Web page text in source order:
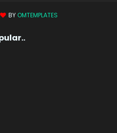
BY OMTEMPLATES